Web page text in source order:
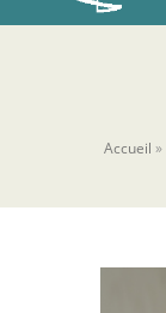
Accueil »